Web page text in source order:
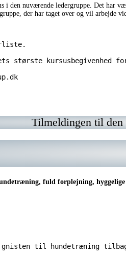
i den nuværende ledergruppe. Det har
der har taget over og vil arbejde
kursusbegivenhed for
annonce
her?
Tilmeldingen til den
fuld forplejning,
til hundetræning